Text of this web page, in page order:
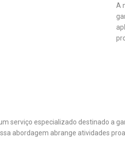
A
serviço especializado destinado a
abordagem abrange atividades